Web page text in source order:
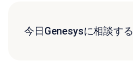
今日Genesysに相談する